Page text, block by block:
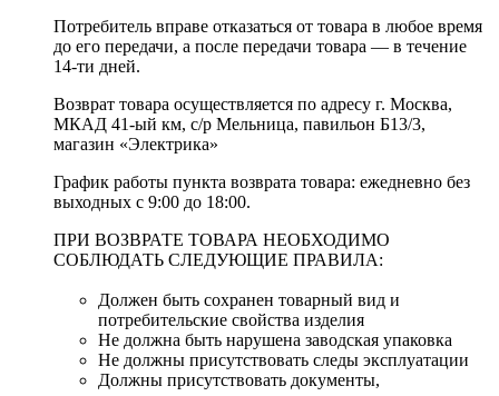
Потребитель вправе отказаться от товара в любое время
до его передачи, а после передачи товара — в течение
14-ти дней.
Возврат товара осуществляется по адресу г. Москва,
МКАД 41-ый км, с/р Мельница, павильон Б13/3,
магазин «Электрика»
График работы пункта возврата товара: ежедневно без
выходных с 9:00 до 18:00.
ПРИ ВОЗВРАТЕ ТОВАРА НЕОБХОДИМО
СОБЛЮДАТЬ СЛЕДУЮЩИЕ ПРАВИЛА:
Должен быть сохранен товарный вид и
потребительские свойства изделия
Не должна быть нарушена заводская упаковка
Не должны присутствовать следы эксплуатации
Должны присутствовать документы,